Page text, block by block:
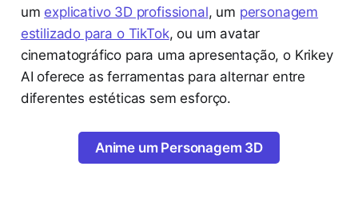
um explicativo 3D profissional, um personagem
estilizado para o TikTok, ou um avatar
cinematográfico para uma apresentação, o Krikey
AI oferece as ferramentas para alternar entre
diferentes estéticas sem esforço.
Anime um Personagem 3D